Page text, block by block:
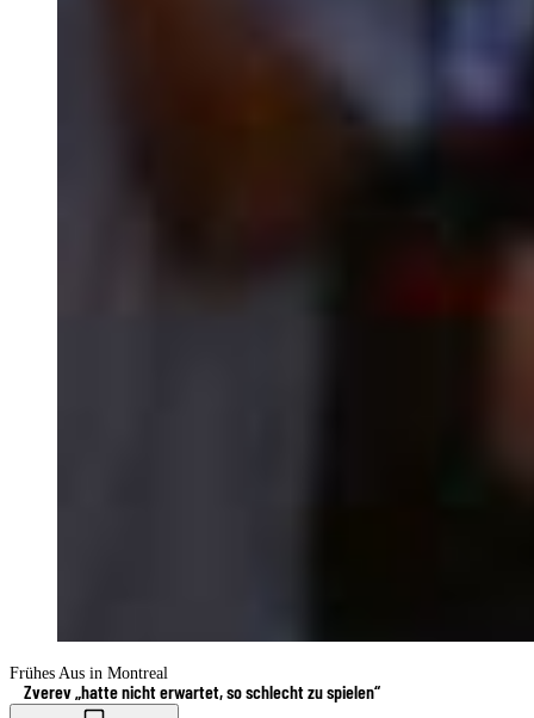
Frühes Aus in Montreal
Zverev „hatte nicht erwartet, so schlecht zu spielen“